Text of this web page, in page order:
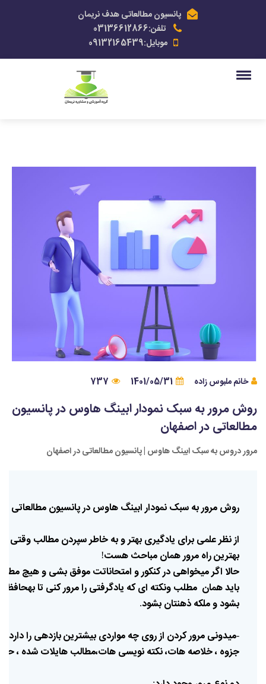
پانسیون مطالعاتی هدف نریمان
تلفن:03136612866
موبایل:09132165439
خانم ملبوس زاده 1401/05/31
737
روش مرور به سبک نمودار ابینگ هاوس در پانسیون
مطالعاتی در اصفهان
مرور دروس به سبک ابینگ هاوس | پانسیون مطالعاتی در اصفهان
روشمروربهسبکنمودارابینگهاوسدرپانسیونمطالعاتی
ازنظرعلمیبرای یادگیریبهتروبهخاطرسپردنمطالبوقتی
بهترین‌راهمرورهمانمباحثهست!
حالااگرمیخواهیدرکنکوروامتحاناتت‌موفقبشیوهیچ
بایدهمان مطلبو‌نکته ایکه یادگرفتی‌‌رامرورکنی تابهحافظه
بشودوملکهذهنتانبشود.
-میدونیمرورکردن ازرویچهمواردیبیشترینبازدهیرادارد؟
جزوه ،خلاصههات،نکتهنویسیهات،مطالبهایلاتشده ،